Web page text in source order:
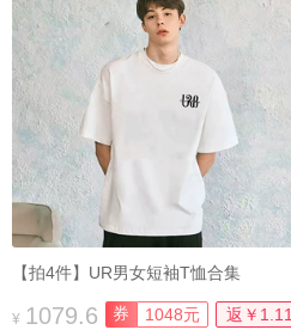
【拍4件】UR男女短袖T恤合集
¥ 1079.6 券 1048元 返￥1.11